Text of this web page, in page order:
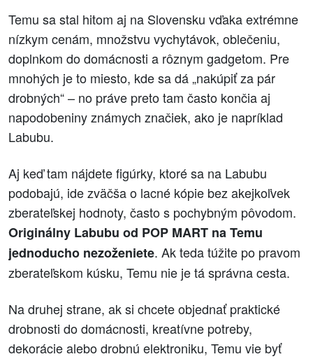
Temu sa stal hitom aj na Slovensku vďaka extrémne
nízkym cenám, množstvu vychytávok, oblečeniu,
doplnkom do domácnosti a rôznym gadgetom. Pre
mnohých je to miesto, kde sa dá „nakúpiť za pár
drobných“ – no práve preto tam často končia aj
napodobeniny známych značiek, ako je napríklad
Labubu.
Aj keď tam nájdete figúrky, ktoré sa na Labubu
podobajú, ide zväčša o lacné kópie bez akejkoľvek
zberateľskej hodnoty, často s pochybným pôvodom.
Originálny Labubu od POP MART na Temu
jednoducho nezoženiete. Ak teda túžite po pravom
zberateľskom kúsku, Temu nie je tá správna cesta.
Na druhej strane, ak si chcete objednať praktické
drobnosti do domácnosti, kreatívne potreby,
dekorácie alebo drobnú elektroniku, Temu vie byť